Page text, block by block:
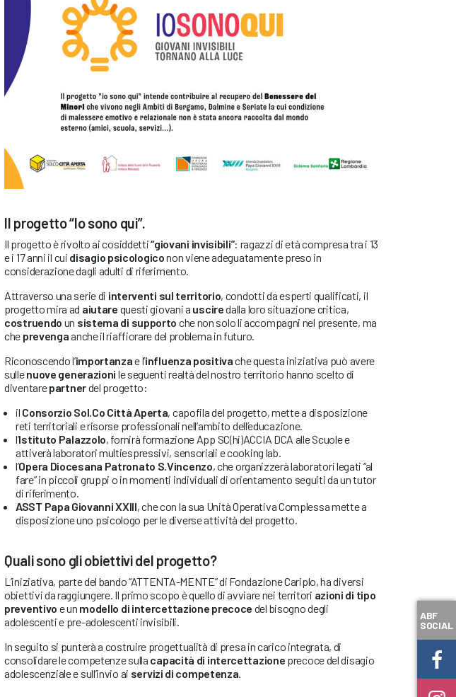
Il progetto “Io sono qui”.
Il progetto è rivolto ai cosiddetti“giovani invisibili”: ragazzi di età compresa tra i 13
e i 17 anni il cui disagio psicologiconon viene adeguatamente preso in
considerazione dagli adulti di riferimento.
Attraverso una serie di interventi sul territorio, condotti da esperti qualificati, il
progetto mira ad aiutare questi giovani a usciredalla loro situazione critica,
costruendo un sistema di supporto che non solo li accompagni nel presente, ma
che prevengaanche il riaffiorare del problema in futuro.
Riconoscendo l’importanzae l’influenza positivache questa iniziativa può avere
sullenuove generazioni le seguenti realtà del nostro territorio hanno scelto di
diventarepartnerdel progetto:
il Consorzio Sol.Co Città Aperta, capofila del progetto, mette a disposizione
reti territoriali e risorse professionali nell’ambito dell’educazione.
l’Istituto Palazzolo, fornirà formazione App SC(hi)ACCIA DCA alle Scuole e
attiverà laboratori multiespressivi, sensoriali e cooking lab.
l’Opera Diocesana Patronato S.Vincenzo, che organizzerà laboratori legati “al
fare” in piccoli gruppi o in momenti individuali di orientamento seguiti da un tutor
di riferimento.
ASST Papa Giovanni XXIII, che con la sua Unità Operativa Complessa mette a
disposizione uno psicologo per le diverse attività del progetto.
Quali sono gli obiettivi del progetto?
L’iniziativa, parte del bando “ATTENTA-MENTE” di Fondazione Cariplo, ha diversi
obiettivi da raggiungere. Il primo scopo è quello di avviare nei territori azioni di tipo
preventivo e un modello di intercettazione precoce del bisogno degli
adolescenti e pre-adolescenti invisibili.
In seguito si punterà a costruire progettualità di presa in carico integrata, di
consolidare le competenze sulla capacità di intercettazione precoce del disagio
adolescenziale e sull’invio ai servizi di competenza.
ABF
SOCIAL